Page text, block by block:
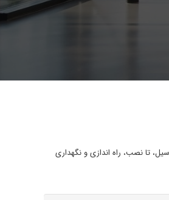
تا نصب، راه اندازی و نگهداری